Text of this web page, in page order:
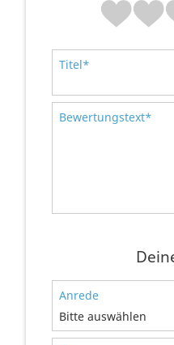
Titel*
Bewertungstext*
Anrede
Bitte auswählen